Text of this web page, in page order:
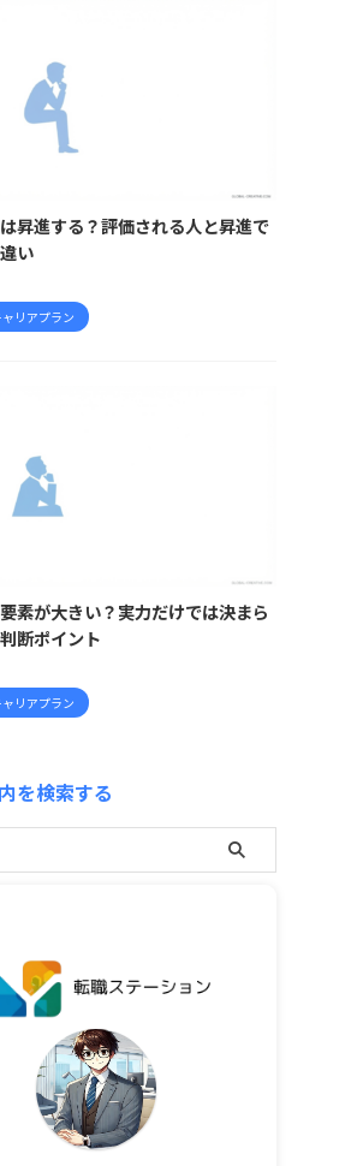
昇進する？評価される人と昇進で
い
リアプラン
素が大きい？実力だけでは決まら
断ポイント
リアプラン
を検索する